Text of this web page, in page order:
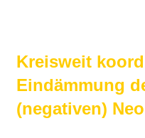
Kreisweit
Eindämmung
(negativen)